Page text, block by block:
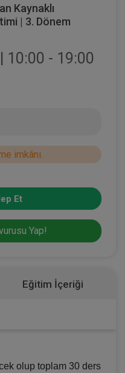
Kaynaklı
| 3. Dönem
10:00 - 19:00
imkânı.
Et
Yap!
Eğitim İçeriği
olup toplam 30 ders